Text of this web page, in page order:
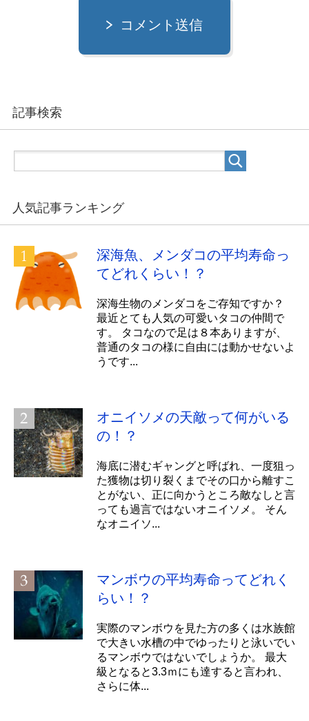
コメント送信
記事検索
人気記事ランキング
深海魚、メンダコの平均寿命っ
てどれくらい！？
深海生物のメンダコをご存知ですか？
最近とても人気の可愛いタコの仲間で
す。 タコなので足は８本ありますが、
普通のタコの様に自由には動かせないよ
うです...
オニイソメの天敵って何がいる
の！？
海底に潜むギャングと呼ばれ、一度狙っ
た獲物は切り裂くまでその口から離すこ
とがない、正に向かうところ敵なしと言
っても過言ではないオニイソメ。 そん
なオニイソ...
マンボウの平均寿命ってどれく
らい！？
実際のマンボウを見た方の多くは水族館
で大きい水槽の中でゆったりと泳いでい
るマンボウではないでしょうか。 最大
級となると3.3ｍにも達すると言われ、
さらに体...